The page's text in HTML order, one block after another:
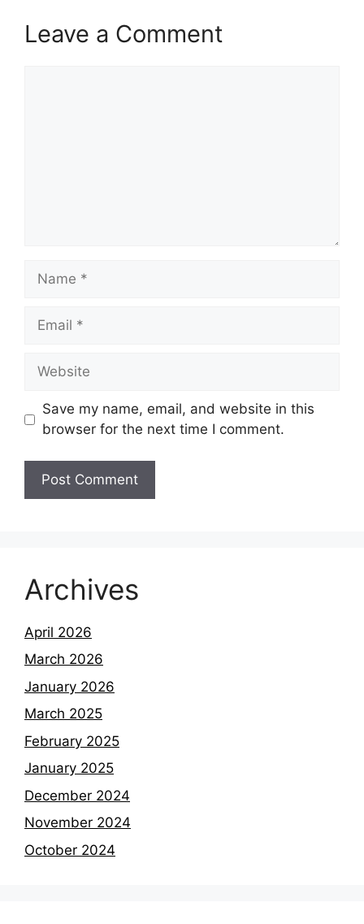
Leave a Comment
Name
Email
Website
Save my name, email, and website in this
browser for the next time I comment.
Archives
April 2026
March 2026
January 2026
March 2025
February 2025
January 2025
December 2024
November 2024
October 2024